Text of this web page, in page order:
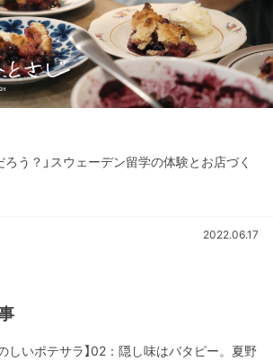
ろう？」スウェーデン留学の体験とお店づく
2022.06.17
のしいポテサラ】02：隠し味はバタピー。夏野